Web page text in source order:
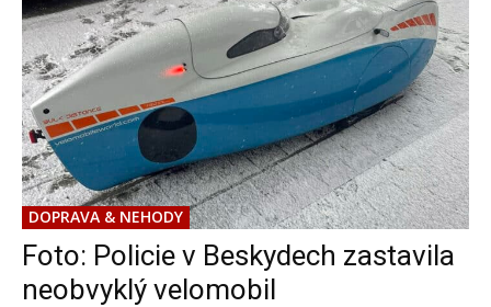
DOPRAVA & NEHODY
Foto: Policie v Beskydech zastavila
neobvyklý velomobil